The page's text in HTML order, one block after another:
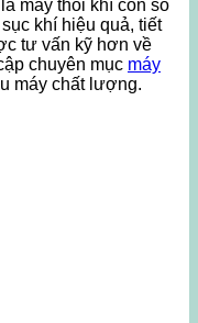
máy thổi khí con sò
khí hiệu quả, tiết
tư vấn kỹ hơn về
chuyên mục máy
máy chất lượng.